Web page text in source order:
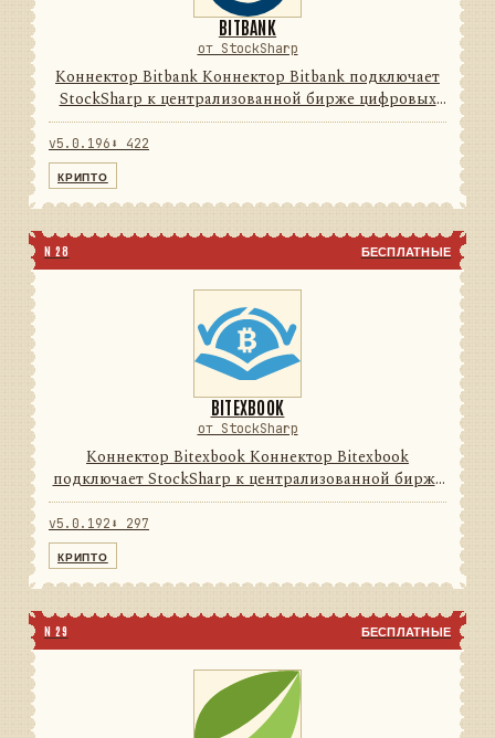
BITBANK
от StockSharp
Коннектор Bitbank Коннектор Bitbank подключает
StockSharp к централизованной бирже цифровых
активов. Он переводит данные и операции
провайдера в единую модель сообщений
StockSharp, поэтому приложения ...
v5.0.196 ⬇ 422
КРИПТО
N 28 БЕСПЛАТНЫЕ
BITEXBOOK
от StockSharp
Коннектор Bitexbook Коннектор Bitexbook
подключает StockSharp к централизованной бирже
цифровых активов. Он переводит данные и
операции провайдера в единую модель сообщений
v5.0.192 ⬇ 297
КРИПТО
N 29 БЕСПЛАТНЫЕ